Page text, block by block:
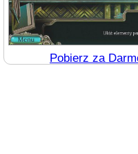
Pobierz za